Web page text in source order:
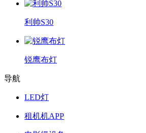
利帅S30
锐鹰布灯
导航
LED灯
租机机APP